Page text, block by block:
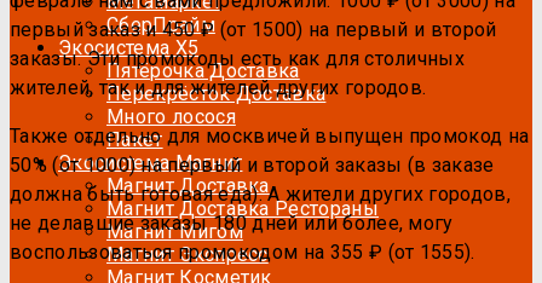
СберПрайм
Экосистема Х5
Пятёрочка Доставка
Перекрёсток Доставка
Много лосося
Пакет
Экосистема Магнит
Магнит Доставка
Магнит Доставка Рестораны
Магнит Мигом
Магнит Экспресс
Магнит Косметик
первый заказ и 450 ₽ (от 1500) на первый и второй
заказы. Эти промокоды есть как для столичных
жителей, так и для жителей других городов.
Также отдельно для москвичей выпущен промокод на
50% (от 1000) на первый и второй заказы (в заказе
должна быть готовая еда). А жители других городов,
не делавшие заказы 180 дней или более, могу
воспользоваться промокодом на 355 ₽ (от 1555).